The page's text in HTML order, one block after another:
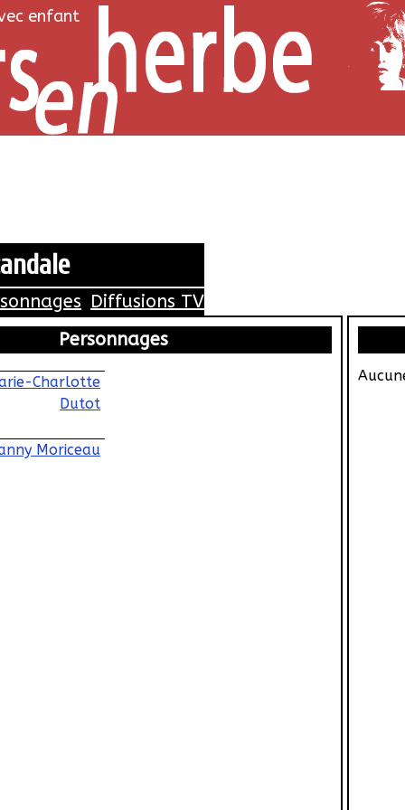
enfant
Diffusions TV
Personnages
Charlotte
Dutot
Moriceau